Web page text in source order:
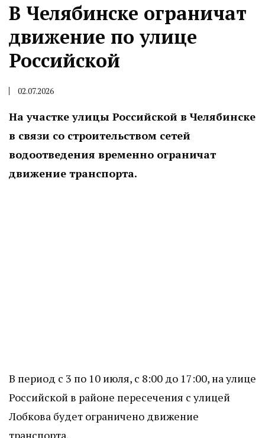
В Челябинске ограничат
движение по улице
Российской
02.07.2026
На участке улицы Российской в Челябинске
в связи со строительством сетей
водоотведения временно ограничат
движение транспорта.
В период с 3 по 10 июля, с 8:00 до 17:00, на улице
Российской в районе пересечения с улицей
Лобкова будет ограничено движение